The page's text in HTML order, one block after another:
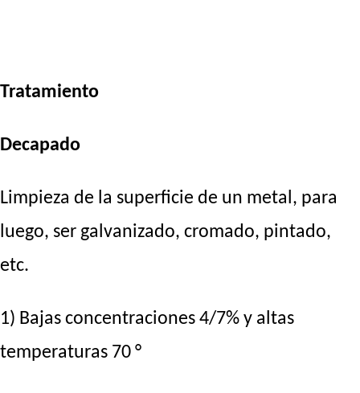
Tratamiento
Decapado
Limpieza de la superficie de un metal, para
luego, ser galvanizado, cromado, pintado,
etc.
1) Bajas concentraciones 4/7% y altas
temperaturas 70 °